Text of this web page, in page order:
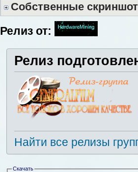
Собственные
Релиз от:
Релиз
Найти все релизы
Скачать